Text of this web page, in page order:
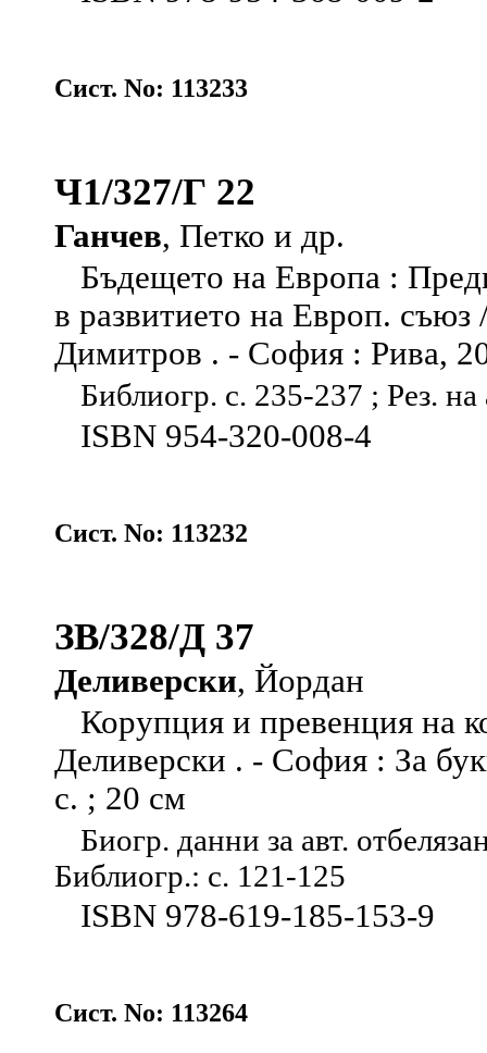
Сист. No: 113233
Ч1/327/Г 22
Ганчев, Петко и др.
Бъдещето на Европа :
в развитието на Европ.
Димитров . - София : Рива,
Библиогр. с. 235-237 ; Рез. на
ISBN 954-320-008-4
Сист. No: 113232
ЗВ/328/Д 37
Деливерски, Йордан
Корупция и превенция на
Деливерски . - София : За
с. ; 20 см
Биогр. данни за авт.
Библиогр.: с. 121-125
ISBN 978-619-185-153-9
Сист. No: 113264